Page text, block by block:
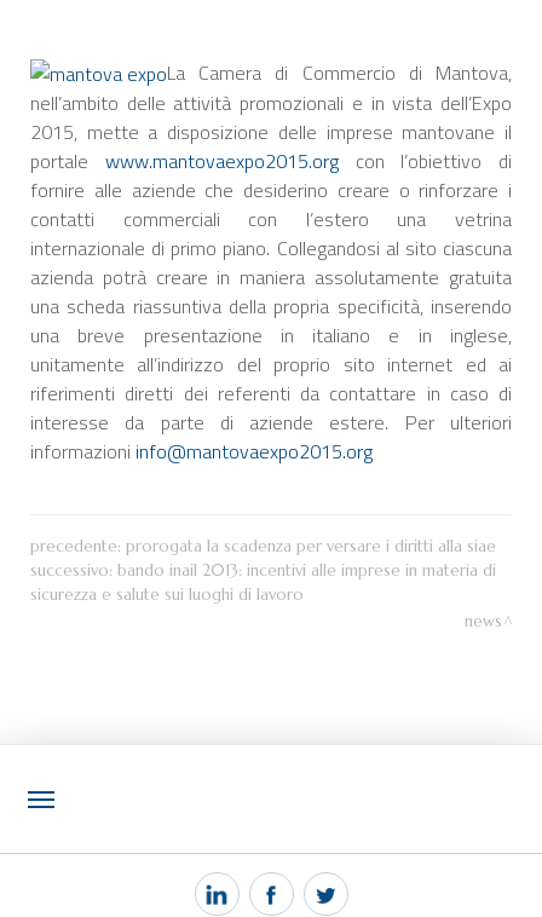
La Camera di Commercio di Mantova,
nell’ambito delle attività promozionali e in vista dell’Expo
2015, mette a disposizione delle imprese mantovane il
portale www.mantovaexpo2015.orgcon l’obiettivo di
fornire alle aziende che desiderino creare o rinforzare i
contatti commerciali con l’estero una vetrina
internazionale di primo piano. Collegandosi al sito ciascuna
azienda potrà creare in maniera assolutamente gratuita
una scheda riassuntiva della propria specificità, inserendo
una breve presentazione in italiano e in inglese,
unitamente all’indirizzo del proprio sito internet ed ai
riferimenti diretti dei referenti da contattare in caso di
interesse da parte di aziende estere. Per ulteriori
informazioni info@mantovaexpo2015.org
precedente: prorogata la scadenza per versare i diritti alla siae
successivo: bando inail 2013: incentivi alle imprese in materia di
sicurezza e salute sui luoghi di lavoro
news
NOTIZIE
PEC MANTOVA MAIL